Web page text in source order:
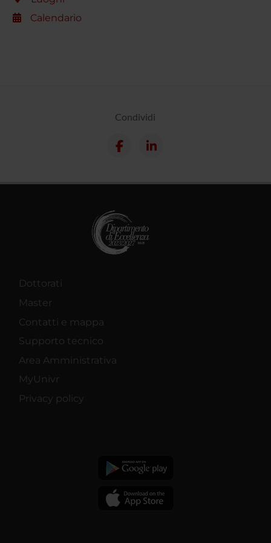
Calendario
Condividi
Dottorati
Master
Contatti e mappa
Supporto tecnico
Area Amministrativa
MyUnivr
Privacy policy